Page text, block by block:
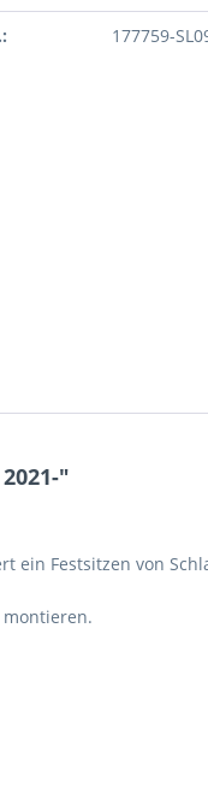
177759-
"
ein Festsitzen von